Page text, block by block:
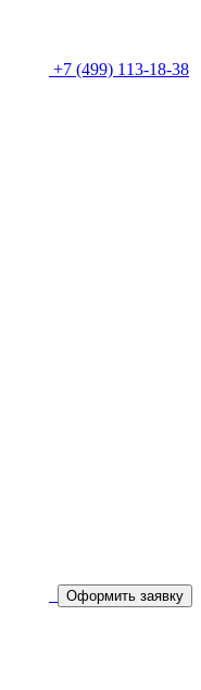
+7 (499) 113-18-38
Оформить заявку